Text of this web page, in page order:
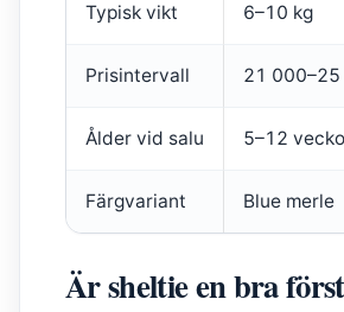
Typisk vikt 6–10 kg
Prisintervall 21
Ålder vid salu 5–12
Färgvariant Blue merle
Är sheltie en bra